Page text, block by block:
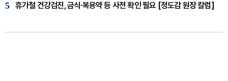
5 휴가철 건강검진, 금식·복용약 등 사전 확인 필요 [정도감 원장 칼럼]